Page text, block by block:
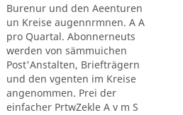
Burenur und den Aeenturen
un Kreise augennrmnen. A A
pro Quartal. Abonnerneuts
werden von sämmuichen
Post'Anstalten, Briefträgern
und den vgenten im Kreise
angenommen. Prei der
einfacher PrtwZekle A v m S